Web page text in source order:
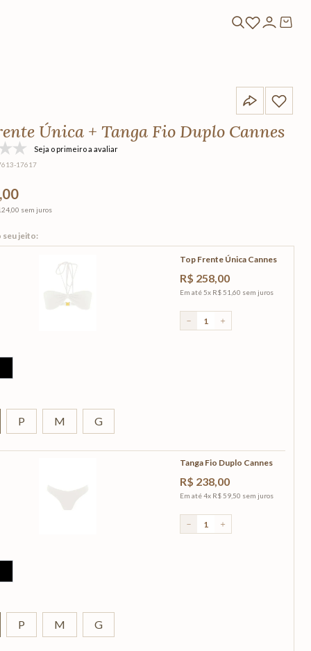
Única + Tanga Fio Duplo Cannes
Seja o primeiro a avaliar
17617
sem juros
Top Frente Única Cannes
R$ 258,00
Em até 5x R$ 51 ,60 sem juros
＋
－
P M G
Tanga Fio Duplo Cannes
R$ 238,00
Em até4x R$ 59 50 sem juros
＋
－
P M G